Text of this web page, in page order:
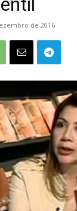
de 2016